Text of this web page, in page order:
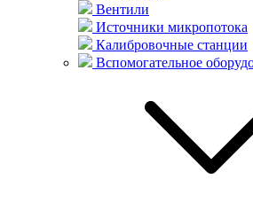
Вентили
Источники микропотока
Калибровочные станции
Вспомогательное